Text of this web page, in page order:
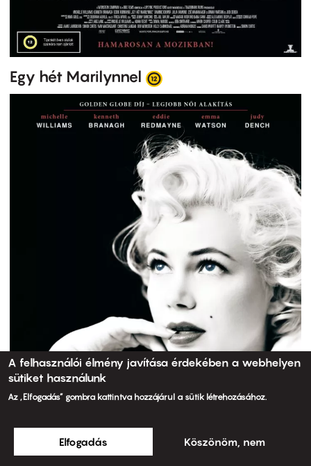
Egy hét Marilynnel
A felhasználói élmény javítása érdekében a webhelyen
sütiket használunk
Az „Elfogadás” gombra kattintva hozzájárul a sütik létrehozásához.
Elfogadás Köszönöm, nem